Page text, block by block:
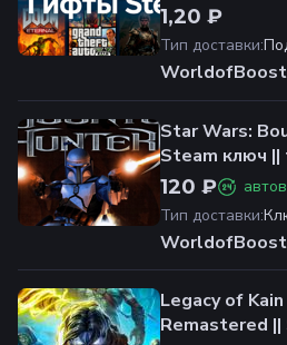
1,20 ₽
Тип доставки:
WorldofBoost
Star Wars:
Steam ключ
120 ₽
Тип доставки:
WorldofBoost
Legacy of
Remastered